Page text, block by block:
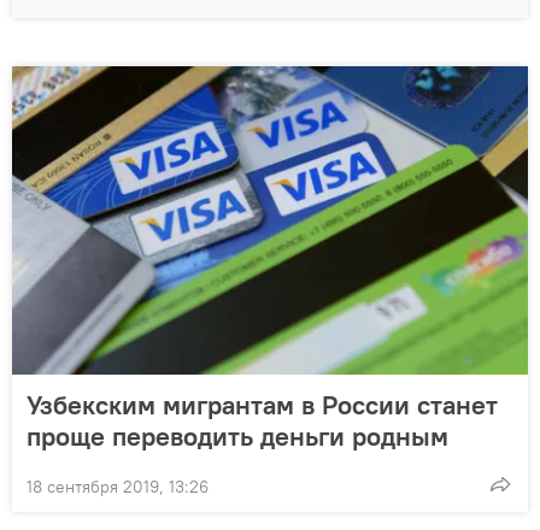
Узбекским мигрантам в России станет
проще переводить деньги родным
18 сентября 2019, 13:26